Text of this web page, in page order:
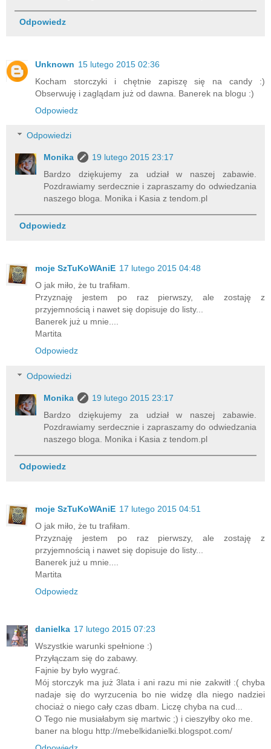
Odpowiedz
Unknown 15 lutego 2015 02:36
Kocham storczyki i chętnie zapiszę się na candy :)
Obserwuję i zaglądam już od dawna. Banerek na blogu :)
Odpowiedz
Odpowiedzi
Monika
19 lutego 2015 23:17
Bardzo dziękujemy za udział w naszej zabawie.
Pozdrawiamy serdecznie i zapraszamy do odwiedzania
naszego bloga. Monika i Kasia z tendom.pl
Odpowiedz
moje SzTuKoWAniE 17 lutego 2015 04:48
O jak miło, że tu trafiłam.
Przyznaję jestem po raz pierwszy, ale zostaję z
przyjemnością i nawet się dopisuje do listy...
Banerek już u mnie....
Martita
Odpowiedz
Odpowiedzi
Monika
19 lutego 2015 23:17
Bardzo dziękujemy za udział w naszej zabawie.
Pozdrawiamy serdecznie i zapraszamy do odwiedzania
naszego bloga. Monika i Kasia z tendom.pl
Odpowiedz
moje SzTuKoWAniE 17 lutego 2015 04:51
O jak miło, że tu trafiłam.
Przyznaję jestem po raz pierwszy, ale zostaję z
przyjemnością i nawet się dopisuje do listy...
Banerek już u mnie....
Martita
Odpowiedz
danielka 17 lutego 2015 07:23
Wszystkie warunki spełnione :)
Przyłączam się do zabawy.
Fajnie by było wygrać.
Mój storczyk ma już 3lata i ani razu mi nie zakwitł :( chyba
nadaje się do wyrzucenia bo nie widzę dla niego nadziei
chociaż o niego cały czas dbam. Liczę chyba na cud...
O Tego nie musiałabym się martwic ;) i cieszyłby oko me.
baner na blogu http://mebelkidanielki.blogspot.com/